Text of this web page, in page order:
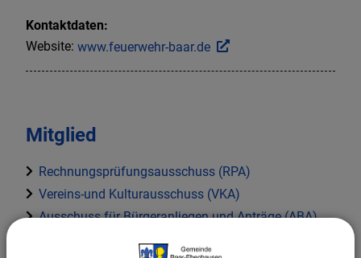
Kontaktdaten:
Website: www.feuerwehr-baar.de
Mitglied
Rechnungsprüfungsausschuss (RPA)
Vereins-und Kulturausschuss (VKA)
Ausschuss für Bürgeranliegen und Anträge (ABA)